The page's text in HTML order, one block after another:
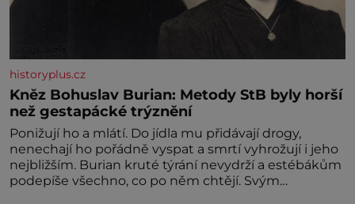
historyplus.cz
Kněz Bohuslav Burian: Metody StB byly horší
než gestapácké trýznění
Ponižují ho a mlátí. Do jídla mu přidávají drogy,
nenechají ho pořádně vyspat a smrtí vyhrožují i jeho
nejbližším. Burian kruté týrání nevydrží a estébákům
podepíše všechno, co po něm chtějí. Svým